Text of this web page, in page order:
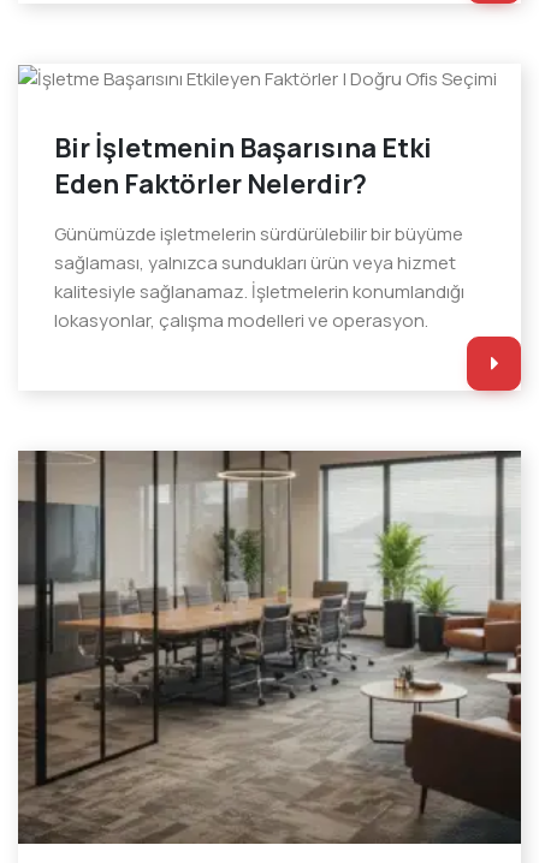
Bir İşletmenin Başarısına Etki
Eden Faktörler Nelerdir?
Günümüzde işletmelerin sürdürülebilir bir büyüme
sağlaması, yalnızca sundukları ürün veya hizmet
kalitesiyle sağlanamaz. İşletmelerin konumlandığı
lokasyonlar, çalışma modelleri ve operasyon.